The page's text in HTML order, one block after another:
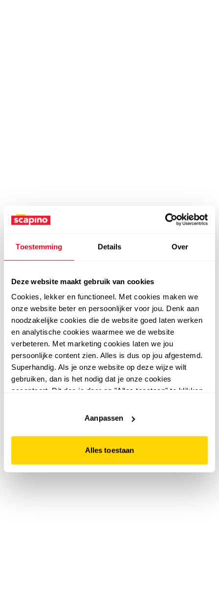
Toestemming Details Over
Deze website maakt gebruik van cookies
Cookies, lekker en functioneel. Met cookies maken we
onze website beter en persoonlijker voor jou. Denk aan
noodzakelijke cookies die de website goed laten werken
en analytische cookies waarmee we de website
verbeteren. Met marketing cookies laten we jou
persoonlijke content zien. Alles is dus op jou afgestemd.
Superhandig. Als je onze website op deze wijze wilt
gebruiken, dan is het nodig dat je onze cookies
accepteert. Dit doe je door op "Alles toestaan" te klikken.
website niet optimaal functioneert.
Aanpassen
Alles toestaan